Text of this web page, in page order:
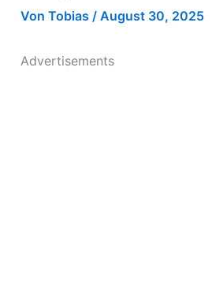
Von Tobias / August 30, 2025
Advertisements